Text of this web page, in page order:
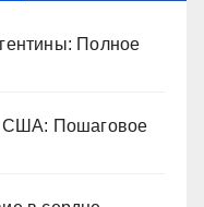
Полное
США: Пошаговое